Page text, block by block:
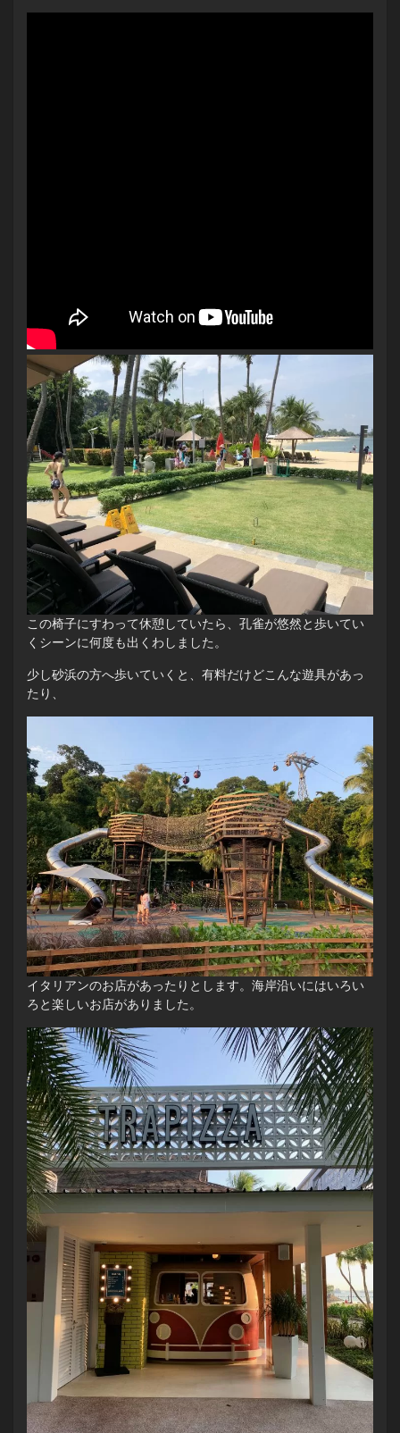
この椅子にすわって休憩していたら、孔雀が悠然と歩いてい
くシーンに何度も出くわしました。
少し砂浜の方へ歩いていくと、有料だけどこんな遊具があっ
たり、
イタリアンのお店があったりとします。海岸沿いにはいろい
ろと楽しいお店がありました。